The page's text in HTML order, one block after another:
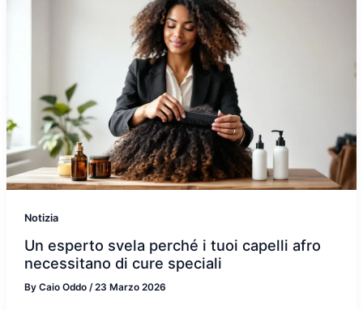
Notizia
Un esperto svela perché i tuoi capelli afro
necessitano di cure speciali
By Caio Oddo /23 Marzo 2026